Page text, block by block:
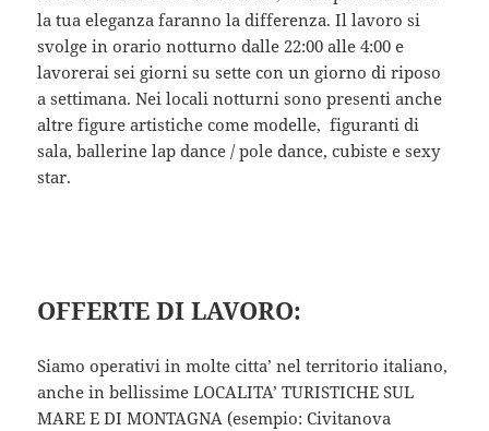
la tua eleganza faranno la differenza. Il lavoro si
svolge in orario notturno dalle 22:00 alle 4:00 e
lavorerai sei giorni su sette con un giorno di riposo
a settimana. Nei locali notturni sono presenti anche
altre figure artistiche come modelle, figuranti di
sala, ballerine lap dance / pole dance, cubiste e sexy
star.
OFFERTE DI LAVORO:
Siamo operativi in molte citta’ nel territorio italiano,
anche in bellissime LOCALITA’ TURISTICHE SUL
MARE E DI MONTAGNA (esempio: Civitanova